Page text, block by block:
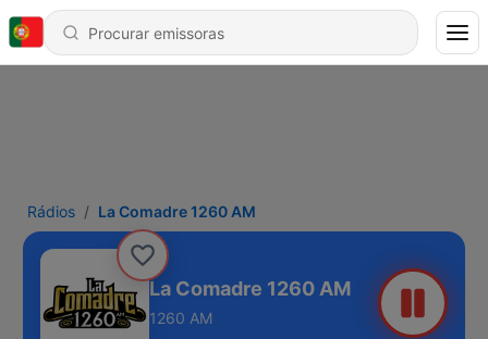
Rádios La Comadre 1260 AM
La Comadre 1260 AM
1260 AM